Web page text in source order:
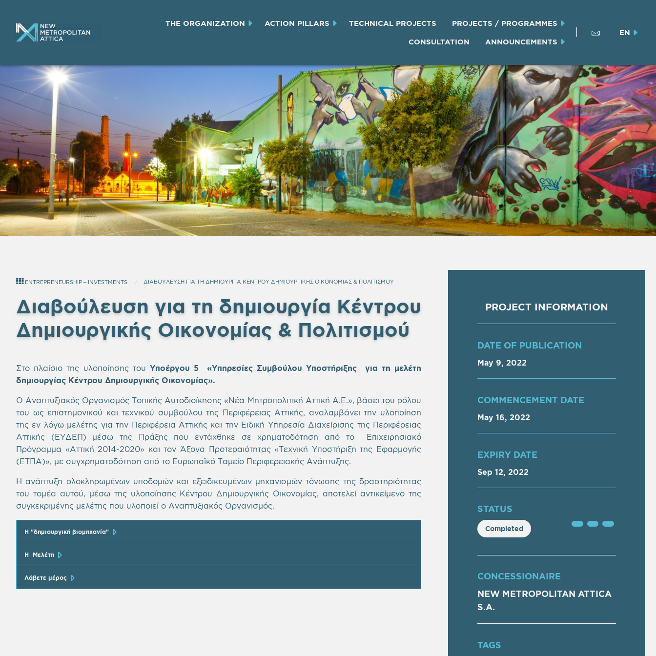
THE ORGANIZATION ACTION PILLARS TECHNICAL PROJECTS PROJECTS / PROGRAMMES
CONSULTATION ANNOUNCEMENTS
EN
ENTREPRENEURSHIP – INVESTMENTS ΔΙΑΒΟΥΛΕΥΣΗ ΓΙΑ ΤΗ ΔΗΜΙΟΥΡΓΙΑ ΚΕΝΤΡΟΥ ΔΗΜΙΟΥΡΓΙΚΗΣ ΟΙΚΟΝΟΜΙΑΣ & ΠΟΛΙΤΙΣΜΟΥ
Διαβούλευση για τη δημιουργία Κέντρου
Δημιουργικής Οικονομίας & Πολιτισμού
Στο πλαίσιο της υλοποίησης τουΥποέργου 5 «Υπηρεσίες Συμβούλου Υποστήριξης για τη μελέτη
δημιουργίας Κέντρου Δημιουργικής Οικονομίας».
Ο Αναπτυξιακός Οργανισμός Τοπικής Αυτοδιοίκησης «Νέα Μητροπολιτική Αττική Α.Ε.», βάσει του ρόλου
του ως επιστημονικού και τεχνικού συμβούλου της Περιφέρειας Αττικής, αναλαμβάνει την υλοποίηση
της εν λόγω μελέτης για την Περιφέρεια Αττικής και την Ειδική Υπηρεσία Διαχείρισης της Περιφέρειας
Αττικής (ΕΥΔΕΠ) μέσω της Πράξης που εντάχθηκε σε χρηματοδότηση από το Επιχειρησιακό
Πρόγραμμα «Αττική 2014-2020» και τον Άξονα Προτεραιότητας «Τεχνική Υποστήριξη της Εφαρμογής
(ΕΤΠΑ)», με συγχρηματοδότηση από το Ευρωπαϊκό Ταμείο Περιφερειακής Ανάπτυξης.
Η ανάπτυξη ολοκληρωμένων υποδομών και εξειδικευμένων μηχανισμών τόνωσης της δραστηριότητας
του τομέα αυτού, μέσω της υλοποίησης Κέντρου Δημιουργικής Οικονομίας, αποτελεί αντικείμενο της
συγκεκριμένης μελέτης που υλοποιεί ο Αναπτυξιακός Οργανισμός.
Η "δημιουργική βιομηχανία"
Η Μελέτη
Λάβετε μέρος
PROJECT INFORMATION
DATE OF PUBLICATION
May 9, 2022
COMMENCEMENT DATE
May 16, 2022
ΕXPIRY DATE
Sep 12, 2022
STATUS
Completed
CONCESSIONAIRE
NEW METROPOLITAN ATTICA
S.A.
TAGS